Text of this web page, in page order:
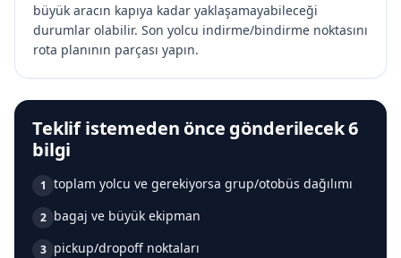
büyük aracın kapıya kadar yaklaşamayabileceği
durumlar olabilir. Son yolcu indirme/bindirme noktasını
rota planının parçası yapın.
Teklif istemeden önce gönderilecek 6
bilgi
1 toplam yolcu ve gerekiyorsa grup/otobüs dağılımı
2 bagaj ve büyük ekipman
3 pickup/dropoff noktaları